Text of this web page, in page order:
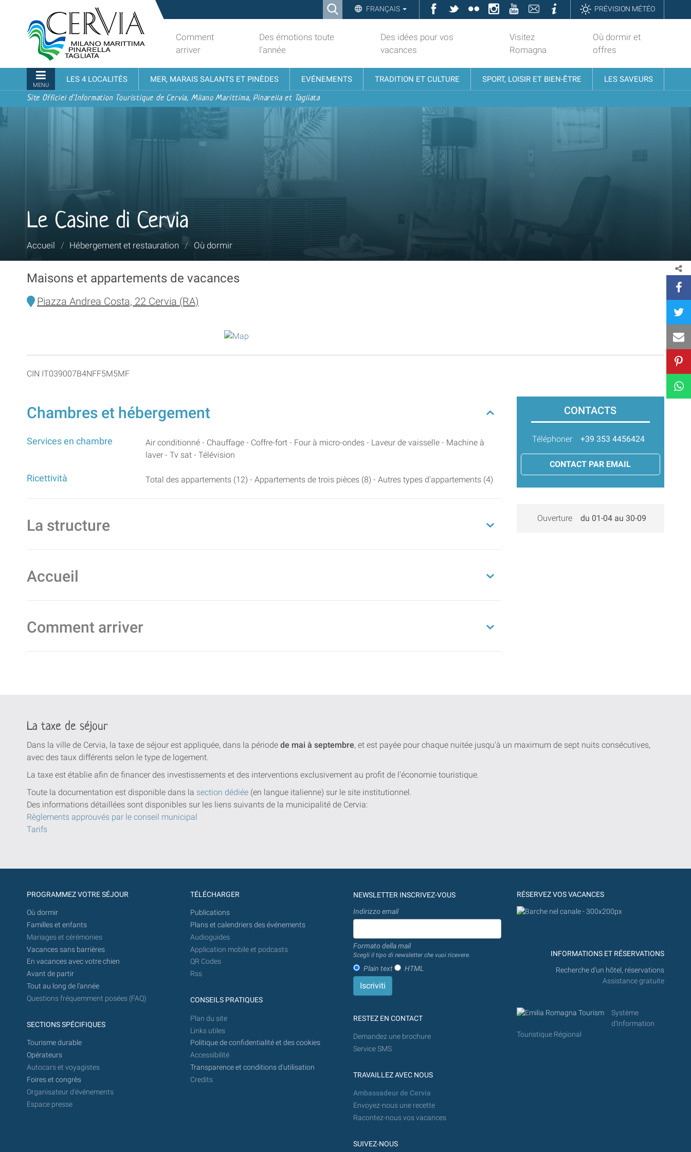
contenu.
à
navigation
Ricerca
Search…
FRANÇAIS Facebook
TwitterFlickrInstagramYouTubeContattiInformazioniPRÉVISION MÉTÉO
turistico
ufficiale
Cervia,
Milano
Marittima,
Pinarella,
Tagliata
Comment
arriver
Des émotions toute
l'année
Des idées pour vos
vacances
Visitez
Romagna
Où dormir et
offres
Navigation
MENU
LES 4 LOCALITÉS MER, MARAIS SALANTS ET PINÈDES EVÉNEMENTS TRADITION ET CULTURE SPORT, LOISIR ET BIEN-ÊTRE LES SAVEURS
Site Officiel d'Information Touristique de Cervia, Milano Marittima, Pinarella et Tagliata
Le Casine di Cervia
Vous
Accueil / Hébergement et restauration / Où dormir
Maisons et appartements de vacances
Piazza Andrea Costa, 22 Cervia (RA)
CIN IT039007B4NFF5M5MF
Chambres et hébergement
Services en chambre
Air conditionné - Chauffage - Coffre-fort - Four à micro-ondes - Laveur de vaisselle - Machine à
laver - Tv sat - Télévision
Ricettività Total des appartements (12) - Appartements de trois pièces (8) - Autres types d'appartements (4)
La structure
Accueil
Comment arriver
CONTACTS
Téléphoner +39 353 4456424
CONTACT PAR EMAIL
Ouverture du 01-04 au 30-09
La taxe de séjour
Dans la ville de Cervia, la taxe de séjour est appliquée, dans la période de mai à septembre, et est payée pour chaque nuitée jusqu'à un maximum de sept nuits consécutives,
avec des taux différents selon le type de logement.
La taxe est établie afin de financer des investissements et des interventions exclusivement au profit de l'économie touristique.
Toute la documentation est disponible dans la section dédiée (en langue italienne) sur le site institutionnel.
Des informations détaillées sont disponibles sur les liens suivants de la municipalité de Cervia:
Règlements approuvés par le conseil municipal
Tarifs
PROGRAMMEZ VOTRE SÉJOUR
Où dormir
Familles et enfants
Mariages et cérémonies
Vacances sans barrières
En vacances avec votre chien
Avant de partir
Tout au long de l'année
Questions fréquemment posées (FAQ)
SECTIONS SPÉCIFIQUES
Tourisme durable
Opérateurs
Autocars et voyagistes
Foires et congrès
Organisateur d'événements
Espace presse
TÉLÉCHARGER
Publications
Plans et calendriers des événements
Audioguides
Application mobile et podcasts
QR Codes
Rss
CONSEILS PRATIQUES
Plan du site
Links utiles
Politique de confidentialité et des cookies
Accessibilité
Transparence et conditions d'utilisation
Credits
NEWSLETTER INSCRIVEZ-VOUS
Indirizzo email
Formato della mail
Scegli il tipo di newsletter che vuoi ricevere.
Plain text HTML
RESTEZ EN CONTACT
Demandez une brochure
Service SMS
TRAVAILLEZ AVEC NOUS
Ambassadeur de Cervia
Envoyez-nous une recette
Racontez-nous vos vacances
SUIVEZ-NOUS
RÉSERVEZ VOS VACANCES
INFORMATIONS ET RÉSERVATIONS
Recherche d'un hôtel, réservations
Assistance gratuite
Système
d'Information
Touristique Régional